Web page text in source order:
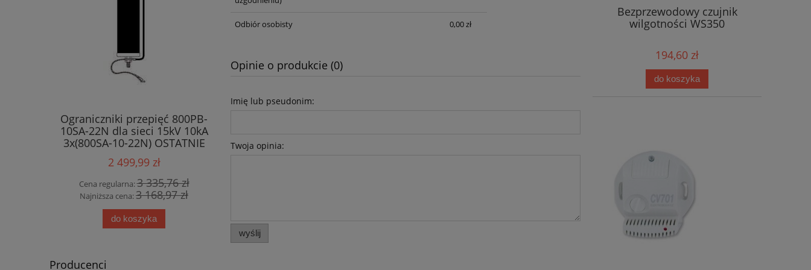
Ograniczniki przepięć 800PB-
10SA-22N dla sieci 15kV 10kA
3x(800SA-10-22N) OSTATNIE
2 499,99 zł
Cena regularna:3 335,76 zł
Najniższa cena:3 168,97 zł
do koszyka
Producenci
Odbiór osobisty 0,00 zł
Opinie o produkcie (0)
Imię lub pseudonim:
Twoja opinia:
wyślij
Bezprzewodowy czujnik
wilgotności WS350
194,60 zł
do koszyka